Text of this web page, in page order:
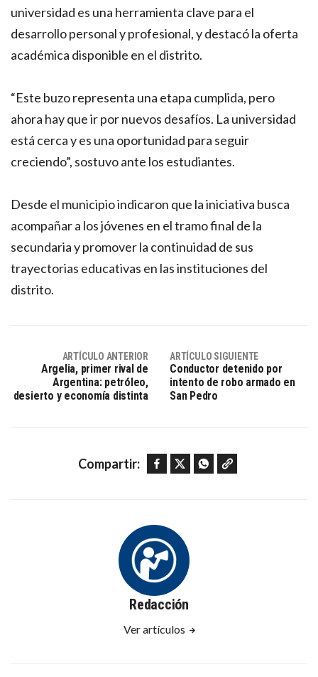
universidad es una herramienta clave para el
desarrollo personal y profesional, y destacó la oferta
académica disponible en el distrito.
“Este buzo representa una etapa cumplida, pero
ahora hay que ir por nuevos desafíos. La universidad
está cerca y es una oportunidad para seguir
creciendo”, sostuvo ante los estudiantes.
Desde el municipio indicaron que la iniciativa busca
acompañar a los jóvenes en el tramo final de la
secundaria y promover la continuidad de sus
trayectorias educativas en las instituciones del
distrito.
ARTÍCULO ANTERIOR
Argelia, primer rival de
Argentina: petróleo,
desierto y economía distinta
ARTÍCULO SIGUIENTE
Conductor detenido por
intento de robo armado en
San Pedro
Compartir: Facebook Twitter WhatsApp Copy link
Redacción
Ver artículos